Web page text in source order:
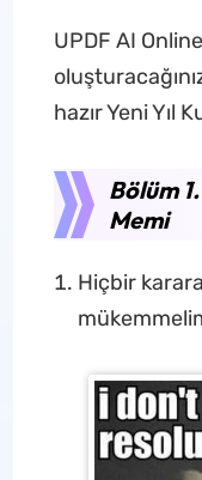
UPDF AI
hazır Yeni Yıl
Bölüm
Memi
Hiçbir